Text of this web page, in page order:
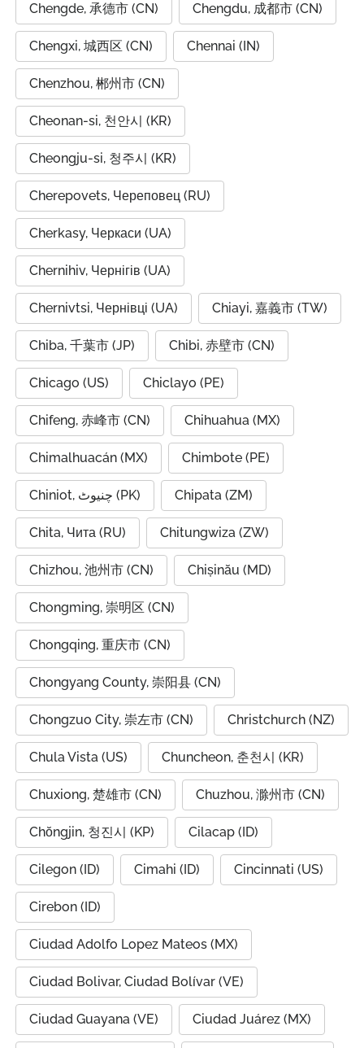
Chengde, 承德市 (CN) Chengdu, 成都市 (CN)
Chengxi, 城西区 (CN) Chennai (IN)
Chenzhou, 郴州市 (CN)
Cheonan-si, 천안시 (KR)
Cheongju-si, 청주시 (KR)
Cherepovets, Череповец (RU)
Cherkasy, Черкаси (UA)
Chernihiv, Чернігів (UA)
Chernivtsi, Чернівці (UA) Chiayi, 嘉義市 (TW)
Chiba, 千葉市 (JP) Chibi, 赤壁市 (CN)
Chicago (US) Chiclayo (PE)
Chifeng, 赤峰市 (CN) Chihuahua (MX)
Chimalhuacán (MX) Chimbote (PE)
Chiniot, چنیوٹ (PK) Chipata (ZM)
Chita, Чита (RU) Chitungwiza (ZW)
Chizhou, 池州市 (CN) Chișinău (MD)
Chongming, 崇明区 (CN)
Chongqing, 重庆市 (CN)
Chongyang County, 崇阳县 (CN)
Chongzuo City, 崇左市 (CN) Christchurch (NZ)
Chula Vista (US) Chuncheon, 춘천시 (KR)
Chuxiong, 楚雄市 (CN) Chuzhou, 滁州市 (CN)
Chŏngjin, 청진시 (KP) Cilacap (ID)
Cilegon (ID) Cimahi (ID) Cincinnati (US)
Cirebon (ID)
Ciudad Adolfo Lopez Mateos (MX)
Ciudad Bolivar, Ciudad Bolívar (VE)
Ciudad Guayana (VE) Ciudad Juárez (MX)